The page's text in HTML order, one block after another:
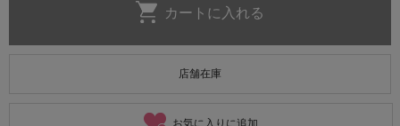
店舗在庫
お気に入りに追加